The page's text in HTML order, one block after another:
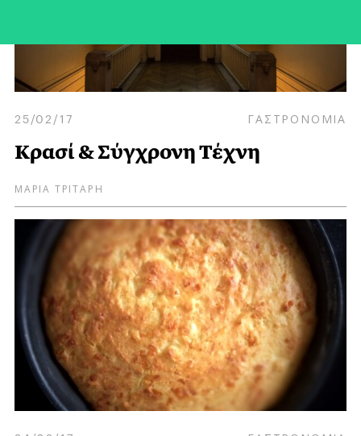
25/02/17 ΓΑΣΤΡΟΝΟΜΙΑ
Κρασί & Σύγχρονη Τέχνη
ΜΑΡΙΑ ΤΡΙΤΑΡΗ